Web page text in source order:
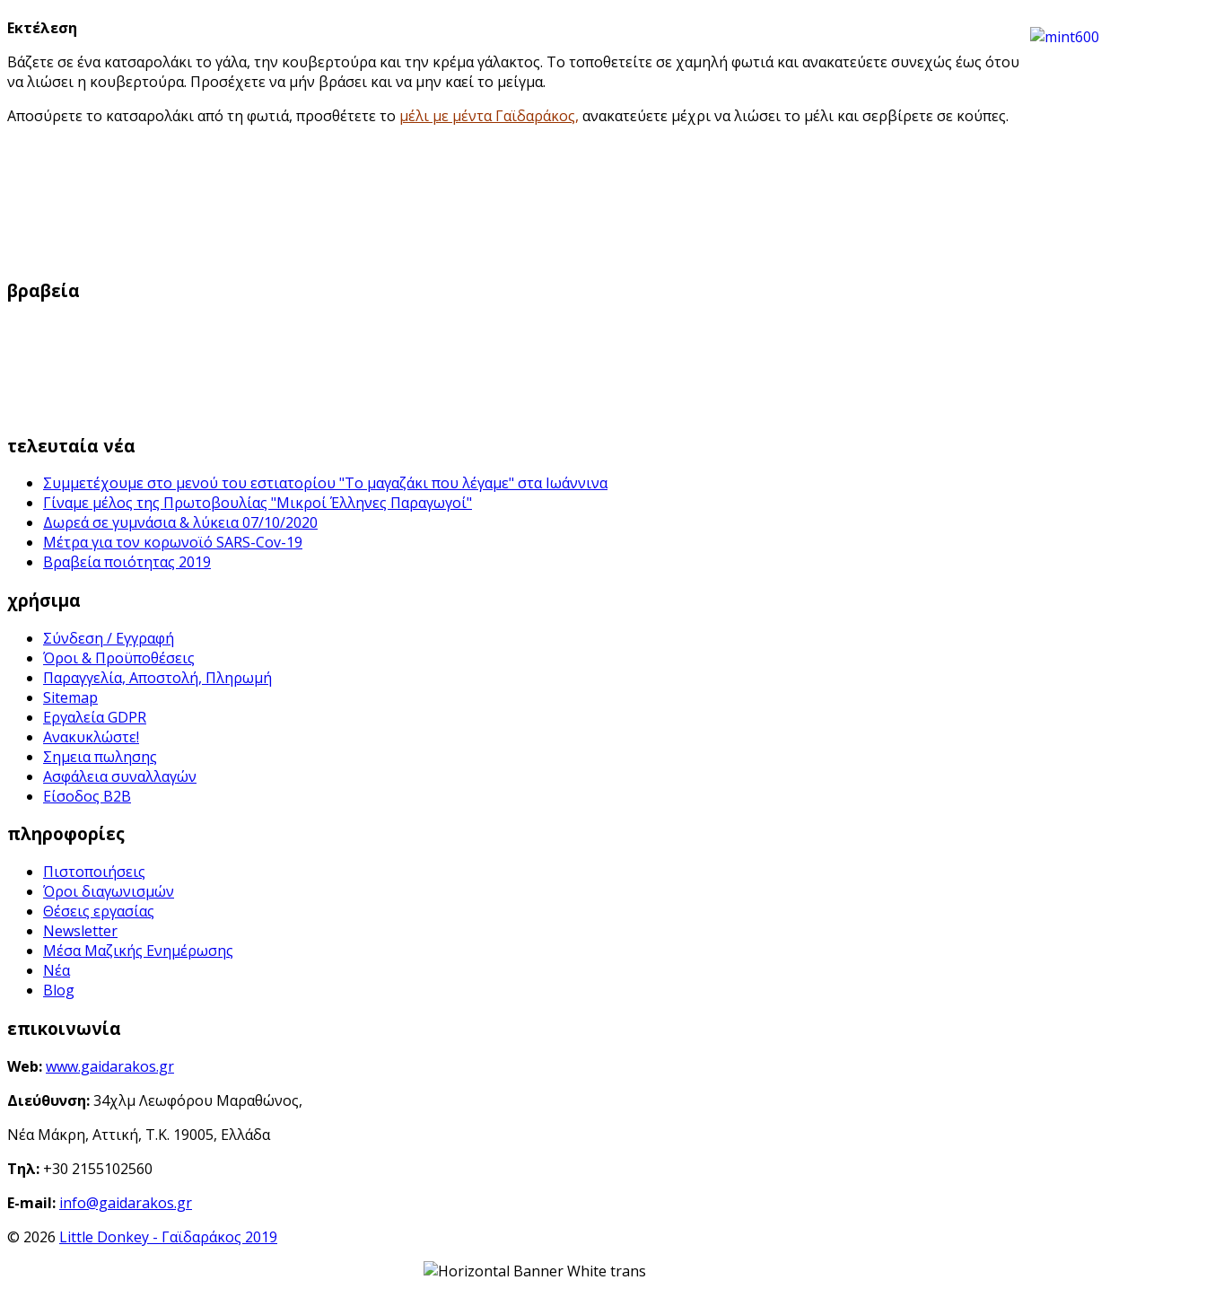
Εκτέλεση
Βάζετε σε ένα κατσαρολάκι το γάλα, την κουβερτούρα και την κρέμα γάλακτος. Το τοποθετείτε σε χαμηλή φωτιά και ανακατεύετε συνεχώς έως ότου
να λιώσει η κουβερτούρα. Προσέχετε να μήν βράσει και να μην καεί το μείγμα.
Αποσύρετε το κατσαρολάκι από τη φωτιά, προσθέτετε το μέλι με μέντα Γαϊδαράκος, ανακατεύετε μέχρι να λιώσει το μέλι και σερβίρετε σε κούπες.
βραβεία
τελευταία νέα
Συμμετέχουμε στο μενού του εστιατορίου "Το μαγαζάκι που λέγαμε" στα Ιωάννινα
Γίναμε μέλος της Πρωτοβουλίας "Μικροί Έλληνες Παραγωγοί"
Δωρεά σε γυμνάσια & λύκεια 07/10/2020
Μέτρα για τον κορωνοϊό SARS-Cov-19
Βραβεία ποιότητας 2019
χρήσιμα
Σύνδεση / Εγγραφή
Όροι & Προϋποθέσεις
Παραγγελία, Αποστολή, Πληρωμή
Sitemap
Εργαλεία GDPR
Ανακυκλώστε!
Σημεια πωλησης
Ασφάλεια συναλλαγών
Είσοδος B2B
πληροφορίες
Πιστοποιήσεις
Όροι διαγωνισμών
Θέσεις εργασίας
Newsletter
Μέσα Μαζικής Ενημέρωσης
Νέα
Blog
επικοινωνία
Web:www.gaidarakos.gr
Διεύθυνση:34χλμ Λεωφόρου Μαραθώνος,
Νέα Μάκρη, Αττική, Τ.Κ. 19005, Ελλάδα
Τηλ: +30 2155102560
E-mail: info@gaidarakos.gr
© 2026 Little Donkey - Γαϊδαράκος 2019